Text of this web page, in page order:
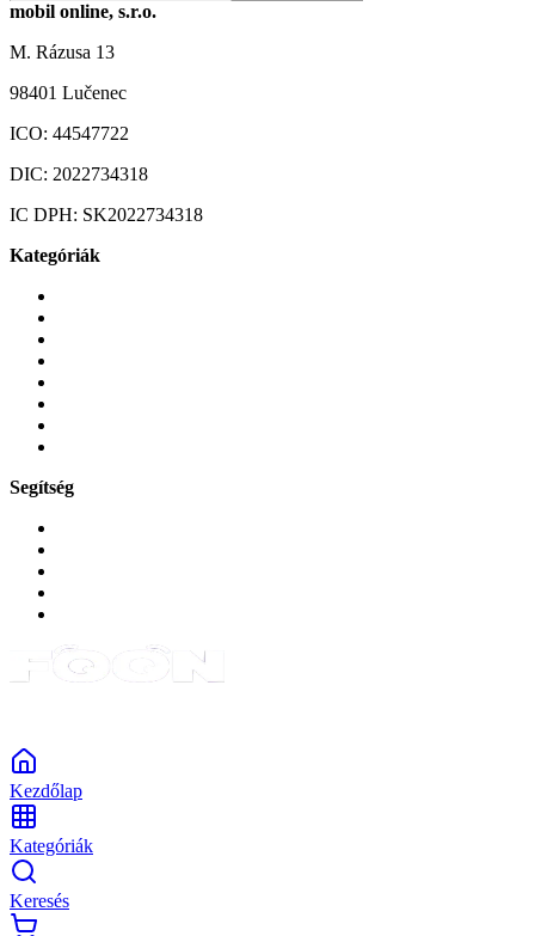
mobil online, s.r.o.
M. Rázusa 13
98401 Lučenec
ICO: 44547722
DIC: 2022734318
IC DPH: SK2022734318
Kategóriák
Segítség
Kezdőlap
Kategóriák
Keresés